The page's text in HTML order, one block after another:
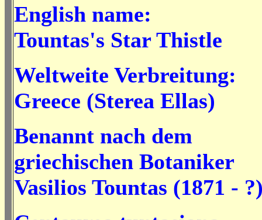
English name:
Tountas's Star Thistle
Weltweite Verbreitung:
Greece (Sterea Ellas)
Benannt nach dem
griechischen Botaniker
Vasilios Tountas (1871 -